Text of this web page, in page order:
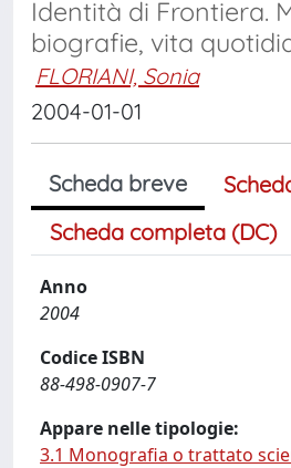
Identità di Frontiera.
biografie, vita
FLORIANI, Sonia
2004-01-01
Scheda breve
Scheda completa (DC)
Anno
2004
Codice ISBN
88-498-0907-7
Appare nelle tipologie:
3.1 Monografia o trattato